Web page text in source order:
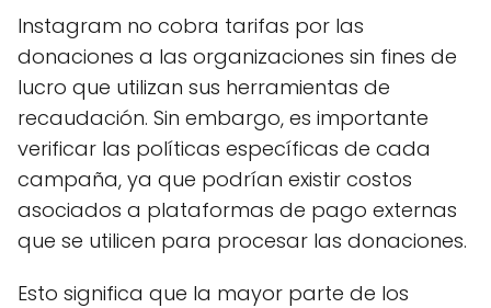
Instagram no cobra tarifas por las
donaciones a las organizaciones sin fines de
lucro que utilizan sus herramientas de
recaudación. Sin embargo, es importante
verificar las políticas específicas de cada
campaña, ya que podrían existir costos
asociados a plataformas de pago externas
que se utilicen para procesar las donaciones.
Esto significa que la mayor parte de los